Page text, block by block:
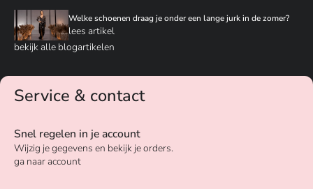
Welke schoenen draag je onder een lange jurk in de zomer?
lees artikel
bekijk alle blogartikelen
Service & contact
Snel regelen in je account
Wijzig je gegevens en bekijk je orders.
ga naar account